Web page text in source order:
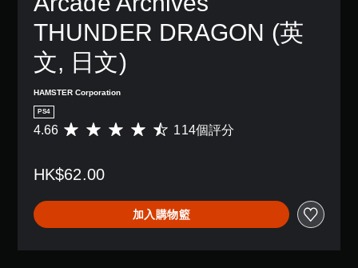
THUNDER DRAGON (英
文, 日文)
HAMSTER Corporation
PS4
平
分
4
.
4.66 114個評分
HK$62.00
加入購物籃